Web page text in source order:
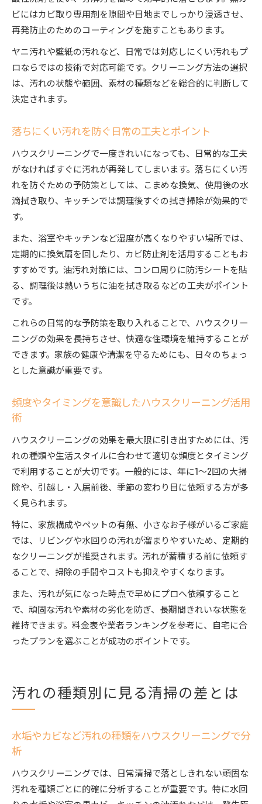
ビにはカビ取り専用剤を隙間や目地までしっかり浸透させ、
再発防止のためのコーティングを施すこともあります。
ヤニ汚れや壁紙の汚れなど、日常では対応しにくい汚れもプ
ロならではの技術で対応可能です。クリーニング方法の選択
は、汚れの状態や範囲、素材の種類などを総合的に判断して
決定されます。
落ちにくい汚れを防ぐ日常の工夫とポイント
ハウスクリーニングで一度きれいになっても、日常的な工夫
がなければすぐに汚れが再発してしまいます。落ちにくい汚
れを防ぐための予防策としては、こまめな換気、使用後の水
滴拭き取り、キッチンでは調理後すぐの拭き掃除が効果的で
す。
また、浴室やキッチンなど湿度が高くなりやすい場所では、
定期的に換気扇を回したり、カビ防止剤を活用することもお
すすめです。油汚れ対策には、コンロ周りに防汚シートを貼
る、調理後は熱いうちに油を拭き取るなどの工夫がポイント
です。
これらの日常的な予防策を取り入れることで、ハウスクリー
ニングの効果を長持ちさせ、快適な住環境を維持することが
できます。家族の健康や清潔を守るためにも、日々のちょっ
とした意識が重要です。
頻度やタイミングを意識したハウスクリーニング活用
術
ハウスクリーニングの効果を最大限に引き出すためには、汚
れの種類や生活スタイルに合わせて適切な頻度とタイミング
で利用することが大切です。一般的には、年に1〜2回の大掃
除や、引越し・入居前後、季節の変わり目に依頼する方が多
く見られます。
特に、家族構成やペットの有無、小さなお子様がいるご家庭
では、リビングや水回りの汚れが溜まりやすいため、定期的
なクリーニングが推奨されます。汚れが蓄積する前に依頼す
ることで、掃除の手間やコストも抑えやすくなります。
また、汚れが気になった時点で早めにプロへ依頼すること
で、頑固な汚れや素材の劣化を防ぎ、長期間きれいな状態を
維持できます。料金表や業者ランキングを参考に、自宅に合
ったプランを選ぶことが成功のポイントです。
汚れの種類別に見る清掃の差とは
水垢やカビなど汚れの種類をハウスクリーニングで分
析
ハウスクリーニングでは、日常清掃で落としきれない頑固な
汚れを種類ごとに的確に分析することが重要です。特に水回